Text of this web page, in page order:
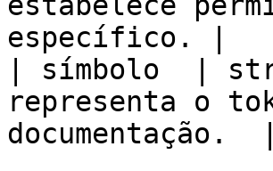
específico. |
| símbolo  |
representa o
documentação.  |